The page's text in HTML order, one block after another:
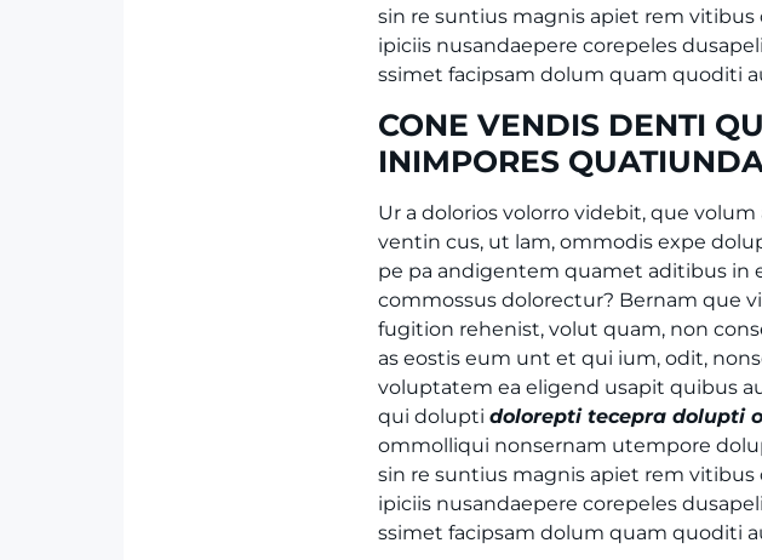
sin re suntius magnis apiet rem
ipiciis nusandaepere corepeles
ssimet facipsam dolum quam quoditi
CONE VENDIS DENTI
INIMPORES
Ur a dolorios volorro videbit, que
ventin cus, ut lam, ommodis expe
pe pa andigentem quamet aditibus in
commossus dolorectur? Bernam que
fugition rehenist, volut quam, non
as eostis eum unt et qui ium, odit,
voluptatem ea eligend usapit quibus
qui dolupti dolorepti tecepra dolupti
ommolliqui nonsernam utempore
sin re suntius magnis apiet rem
ipiciis nusandaepere corepeles
ssimet facipsam dolum quam quoditi